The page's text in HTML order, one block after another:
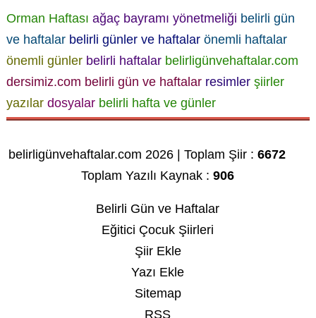
Orman Haftası ağaç bayramı yönetmeliği belirli gün
ve haftalar belirli günler ve haftalar önemli haftalar
önemli günler belirli haftalar belirligünvehaftalar.com
dersimiz.com belirli gün ve haftalar resimler şiirler
yazılar dosyalar belirli hafta ve günler
belirligünvehaftalar.com 2026 | Toplam Şiir :6672
Toplam Yazılı Kaynak :906
Belirli Gün ve Haftalar
Eğitici Çocuk Şiirleri
Şiir Ekle
Yazı Ekle
Sitemap
RSS